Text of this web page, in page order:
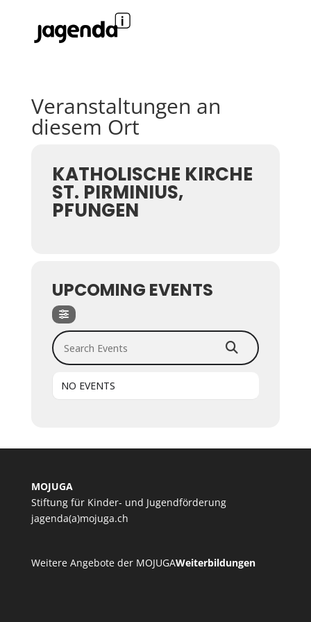
Veranstaltungen an
diesem Ort
KATHOLISCHE KIRCHE
ST. PIRMINIUS,
PFUNGEN
UPCOMING EVENTS
Search Events
NO EVENTS
MOJUGA
Stiftung für Kinder- und Jugendförderung
jagenda(a)mojuga.ch
Weitere Angebote der MOJUGAWeiterbildungen